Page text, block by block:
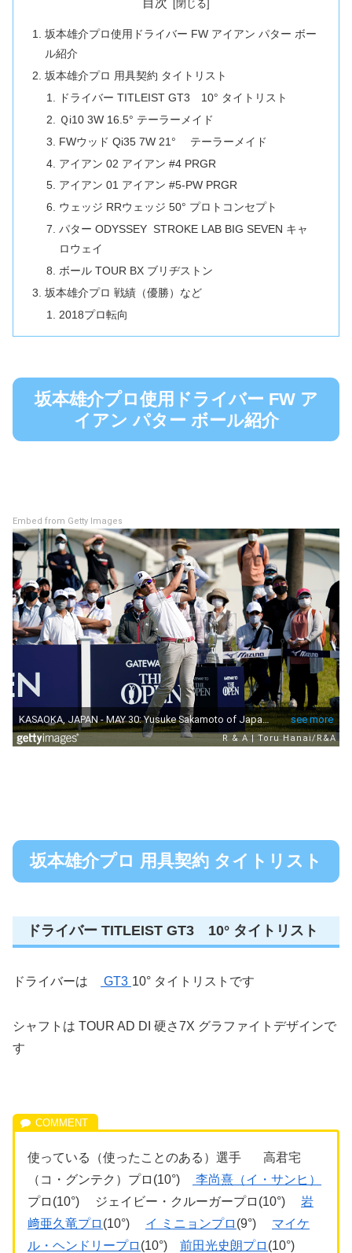
坂本雄介プロ使用ドライバー FW アイアン パター ボー
ル紹介
坂本雄介プロ 用具契約 タイトリスト
ドライバー TITLEIST GT3 10° タイトリスト
Ｑi10 3W 16.5° テーラーメイド
FWウッド Qi35 7W 21° テーラーメイド
アイアン 02 アイアン #4 PRGR
アイアン 01 アイアン #5-PW PRGR
ウェッジ RRウェッジ 50° プロトコンセプト
パター ODYSSEY STROKE LAB BIG SEVEN キャ
ロウェイ
ボール TOUR BX ブリヂストン
坂本雄介プロ 戦績（優勝）など
2018プロ転向
坂本雄介プロ使用ドライバー FW ア
イアン パター ボール紹介
Embed from Getty Images
坂本雄介プロ 用具契約 タイトリスト
ドライバー TITLEIST GT3 10° タイトリスト
ドライバーは GT3 10° タイトリストです
シャフトは TOUR AD DI 硬さ7X グラファイトデザインで
す
使っている（使ったことのある）選手 高君宅
（コ・グンテク）プロ(10°)
李尚熹（イ・サンヒ）
プロ(10°) ジェイビー・クルーガープロ(10°) 岩
﨑亜久竜プロ (10°) イ ミニョンプロ (9°) マイケ
ル・ヘンドリープロ (10°) 前田光史朗プロ (10°)